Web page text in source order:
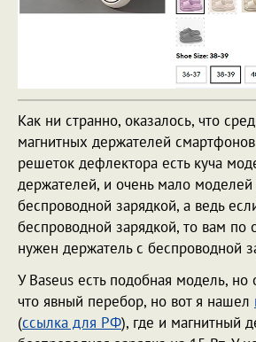
Как ни странно, оказалось, что
магнитных держателей
решеток дефлектора есть куча
держателей, и очень мало моделей
беспроводной зарядкой, а ведь
беспроводной зарядкой, то вам по
нужен держатель с беспроводной
У Baseus есть подобная модель, но
что явный перебор, но вот я нашел
(ссылка для РФ), где и магнитный